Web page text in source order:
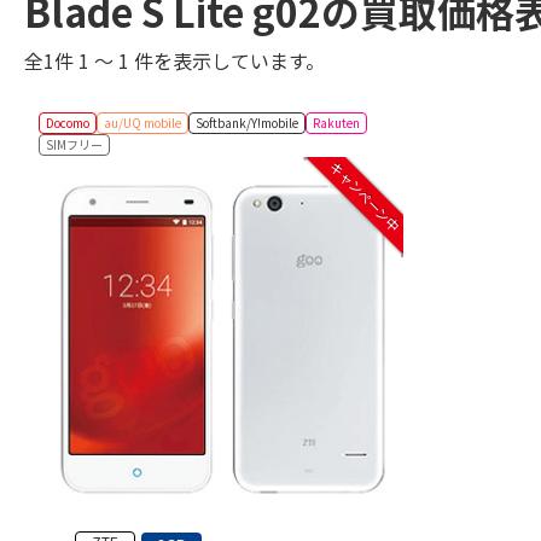
全1件 1 ～ 1 件を表示しています。
Docomo au/UQ mobile Softbank/Y!mobile
Rakuten
SIMフリー
キャンペーン中